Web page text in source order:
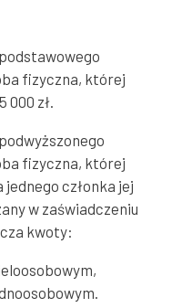
fizyczna, której
000 zł.
fizyczna, której
członka jej
w zaświadczeniu
kwoty: